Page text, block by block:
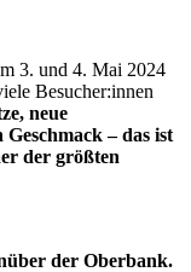
3. und 4. Mai 2024
Besucher:innen
neue
– das ist
der größten
der Oberbank.